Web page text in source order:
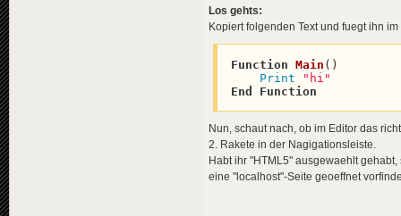
Los gehts:
Kopiert folgenden Text und fuegt ihn
Function Main ( )
Print
"hi"
End
Function
Nun, schaut nach, ob im Editor das
2. Rakete in der Nagigationsleiste.
Habt ihr "HTML5" ausgewaehlt
eine "localhost"-Seite geoeffnet